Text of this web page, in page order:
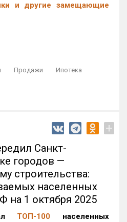
и другие замещающие
Продажи
Ипотека
+
Санкт-
городов —
строительства:
населенных
на 1 октября 2025
ТОП-100 населенных